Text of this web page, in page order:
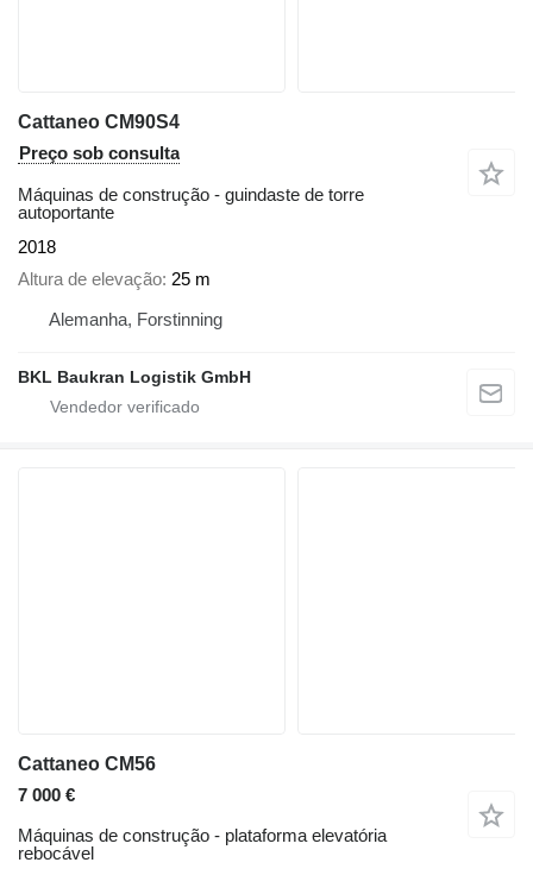
Cattaneo CM90S4
Preço sob consulta
Máquinas de construção - guindaste de torre
autoportante
2018
Altura de elevação 25 m
Alemanha, Forstinning
BKL Baukran Logistik GmbH
Cattaneo CM56
7 000 €
Máquinas de construção - plataforma elevatória
rebocável